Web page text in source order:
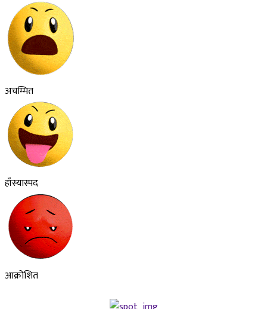
अचम्मित
हाँस्यास्पद
आक्रोशित